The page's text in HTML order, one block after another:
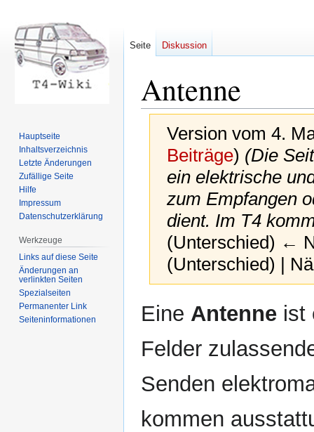
Antenne
Version vom 4.
Beiträge) (Die
ein elektrische
zum Empfangen
dient. Im T4
(Unterschied) ←
(Unterschied) |
Navigation
Suche
Eine Antenne ist
Felder
Senden
kommen
Seite Diskussion
Hauptseite
Inhaltsverzeichnis
Letzte Änderungen
Zufällige Seite
Hilfe
Impressum
Datenschutzerklärung
Werkzeuge
Links auf diese Seite
Änderungen an
verlinkten Seiten
Spezialseiten
Permanenter Link
Seiten­informationen